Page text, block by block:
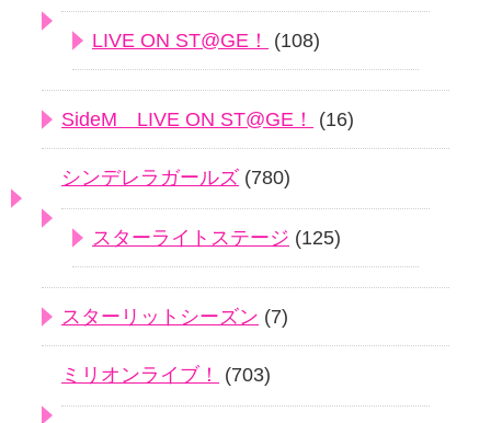
LIVE ON ST@GE！ (108)
SideM LIVE ON ST@GE！ (16)
シンデレラガールズ (780)
スターライトステージ (125)
スターリットシーズン (7)
ミリオンライブ！ (703)